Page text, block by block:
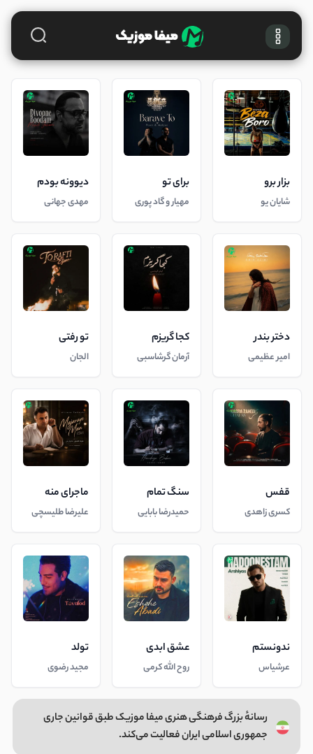
بزار برو
شایان یو
برای تو
مهیار و گاد پوری
دیوونه بودم
مهدی جهانی
دختر بندر
امیر عظیمی
کجا گریزم
آرمان گرشاسبی
تو رفتی
الجان
قفس
کسری زاهدی
سنگ تمام
حمیدرضا بابایی
ماجرای منه
علیرضا طلیسچی
ندونستم
عرشیاس
عشق ابدی
روح الله کرمی
تولد
مجید رضوی
رسانهٔ بزرگ فرهنگی هنری میفا موزیک طبق قوانین جاری
جمهوری اسلامی ایران فعالیت می‌کند.